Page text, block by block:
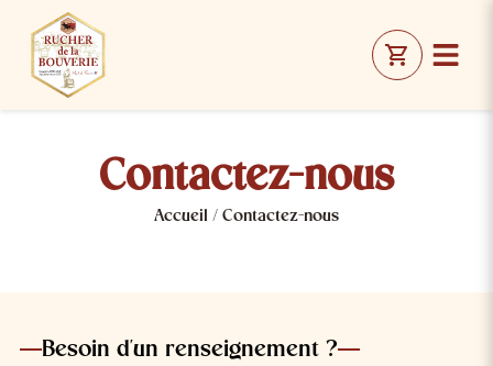
Contactez-nous
Accueil / Contactez-nous
Besoin d'un renseignement ?